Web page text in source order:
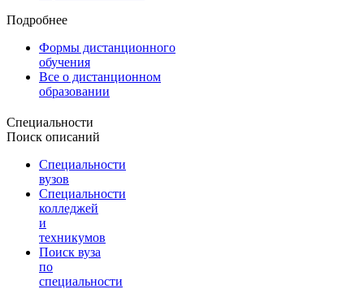
Подробнее
Формы дистанционного
обучения
Все о дистанционном
образовании
Специальности
Поиск описаний
Специальности
вузов
Специальности
колледжей
и
техникумов
Поиск вуза
по
специальности